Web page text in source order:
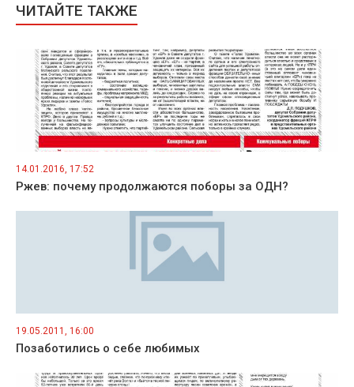
ЧИТАЙТЕ ТАКЖЕ
14.01.2016, 17:52
Ржев: почему продолжаются поборы за ОДН?
19.05.2011, 16:00
Позаботились о себе любимых